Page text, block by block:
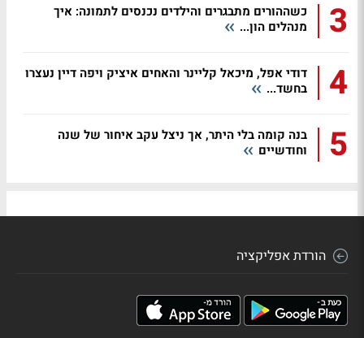
3
כשההורים מתבגרים והילדים נכנסים לתמונה: איך
מנהלים הון...
4
דודי אפל, מיכאל קליינר והאחים איציק ויפה דיין נעצרו
בחשד...
5
בנה קומה בלי היתר, אך ניצל עקב איחור של שנה
וחודשיים
הורדת אפליקציה